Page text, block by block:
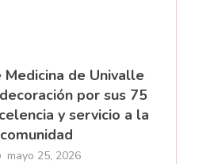
Medicina de Univalle
por sus 75
y servicio a la
comunidad
mayo 25, 2026